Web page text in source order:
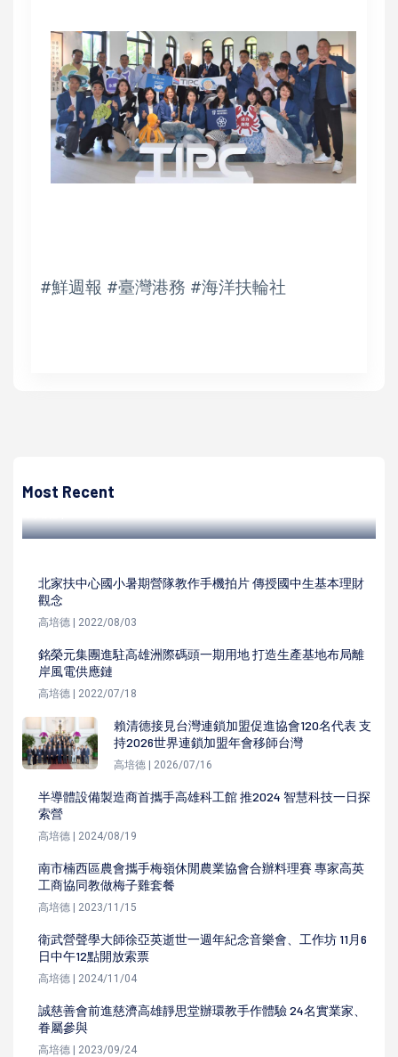
#鮮週報 #臺灣港務 #海洋扶輪社
Most Recent
補淺化復原良好
北家扶中心國小暑期營隊教作手機拍片 傳授國中生基本理財
觀念
高培德 | 2022/08/03
銘榮元集團進駐高雄洲際碼頭一期用地 打造生產基地布局離
岸風電供應鏈
高培德 | 2022/07/18
賴清德接見台灣連鎖加盟促進協會120名代表 支
持2026世界連鎖加盟年會移師台灣
高培德 | 2026/07/16
半導體設備製造商首攜手高雄科工館 推2024 智慧科技一日探
索營
高培德 | 2024/08/19
南市楠西區農會攜手梅嶺休閒農業協會合辦料理賽 專家高英
工商協同教做梅子雞套餐
高培德 | 2023/11/15
衛武營聲學大師徐亞英逝世一週年紀念音樂會、工作坊 11月6
日中午12點開放索票
高培德 | 2024/11/04
誠慈善會前進慈濟高雄靜思堂辦環教手作體驗 24名實業家、
眷屬參與
高培德 | 2023/09/24